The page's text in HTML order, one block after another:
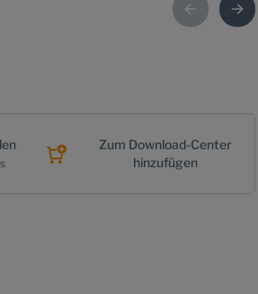
Zum Download-Center
hinzufügen